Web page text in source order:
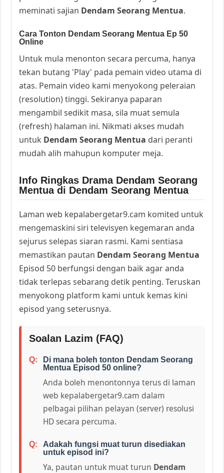
meminati sajian Dendam Seorang Mentua.
Cara Tonton Dendam Seorang Mentua Ep 50
Online
Untuk mula menonton secara percuma, hanya
tekan butang 'Play' pada pemain video utama di
atas. Pemain video kami menyokong peleraian
(resolution) tinggi. Sekiranya paparan
mengambil sedikit masa, sila muat semula
(refresh) halaman ini. Nikmati akses mudah
untuk Dendam Seorang Mentua dari peranti
mudah alih mahupun komputer meja.
Info Ringkas Drama Dendam Seorang
Mentua di Dendam Seorang Mentua
Laman web kepalabergetar9.cam komited untuk
mengemaskini siri televisyen kegemaran anda
sejurus selepas siaran rasmi. Kami sentiasa
memastikan pautan Dendam Seorang Mentua
Episod 50 berfungsi dengan baik agar anda
tidak terlepas sebarang detik penting. Teruskan
menyokong platform kami untuk kemas kini
episod yang seterusnya.
Soalan Lazim (FAQ)
Di mana boleh tonton Dendam Seorang
Mentua Episod 50 online?
Anda boleh menontonnya terus di laman
web kepalabergetar9.cam dalam
pelbagai pilihan pelayan (server) resolusi
HD secara percuma.
Adakah fungsi muat turun disediakan
untuk episod ini?
Ya, pautan untuk muat turun Dendam